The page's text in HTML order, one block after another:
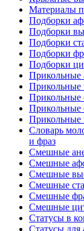
Материалы
Подборки
Подборки
Подборки
Подборки
Подборки
Прикольные
Прикольные
Прикольные
Прикольные
Прикольные
Словарь
и фраз
Смешные
Смешные
Смешные
Смешные
Смешные
Смешные
Статусы в
Статусы для